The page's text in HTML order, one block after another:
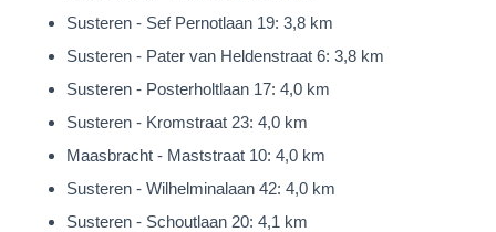
Algemeen
De villa met souterrain en inpandige garage beschikt, door zijn
kubistische bouwvolumes en vormgeving, nog steeds over
een moderne en bijzondere uitstraling. Met een royale
woonoppervlakte van 131 m², 43 m² aan overige inpandige
ruimtes en een inhoud van 548 m³ biedt de woning volop
ruimte en comfort. Bovendien biedt het pand diverse
Susteren - Sef Pernotlaan 19: 3,8 km
Susteren - Pater van Heldenstraat 6: 3,8 km
Susteren - Posterholtlaan 17: 4,0 km
Susteren - Kromstraat 23: 4,0 km
Maasbracht - Maststraat 10: 4,0 km
Susteren - Wilhelminalaan 42: 4,0 km
Susteren - Schoutlaan 20: 4,1 km